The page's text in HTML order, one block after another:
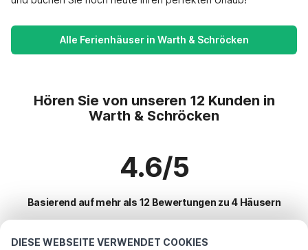
DIESE WEBSEITE VERWENDET COOKIES
Alle Ferienhäuser in Warth & Schröcken
Hören Sie von unseren 12 Kunden in
Warth & Schröcken
4.6/5
Basierend auf mehr als 12 Bewertungen zu 4 Häusern